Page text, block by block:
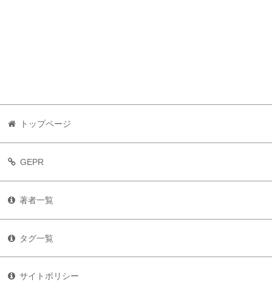
トップページ
GEPR
著者一覧
タグ一覧
サイトポリシー